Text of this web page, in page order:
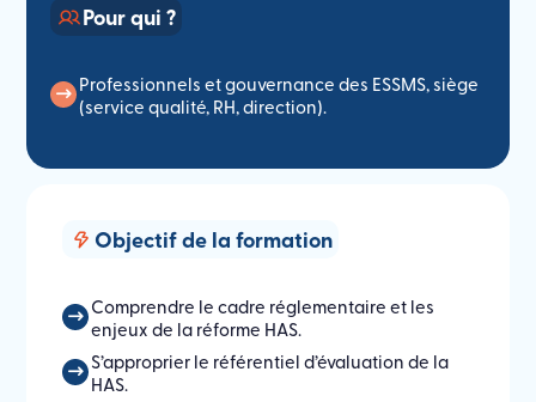
Pour qui ?
Professionnels et gouvernance des ESSMS, siège
(service qualité, RH, direction).
Objectif de la formation
Comprendre le cadre réglementaire et les
enjeux de la réforme HAS.
S’approprier le référentiel d’évaluation de la
HAS.